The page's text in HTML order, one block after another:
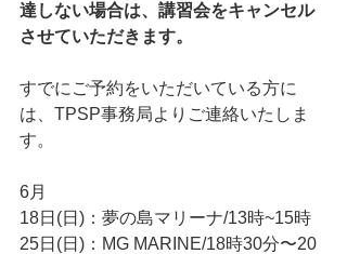
達しない場合は、講習会をキャンセル
させていただきます。
すでにご予約をいただいている方に
は、TPSP事務局よりご連絡いたしま
す。
6月
18日(日)：夢の島マリーナ/13時~15時
25日(日)：MG MARINE/18時30分〜20